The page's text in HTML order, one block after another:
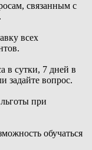
связанным с
всех
в сутки, 7 дней в
задайте вопрос.
при
обучаться